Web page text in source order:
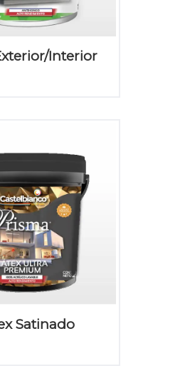
Interior
Satinado